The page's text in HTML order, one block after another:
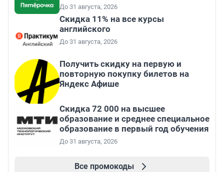
До 31 августа, 2026
Скидка 11% на все курсы
английского
До 31 августа, 2026
Получить скидку на первую и
повторную покупку билетов на
Яндекс Афише
Скидка 72 000 на высшее
образование и среднее специальное
образование в первый год обучения
До 31 августа, 2026
Все промокоды